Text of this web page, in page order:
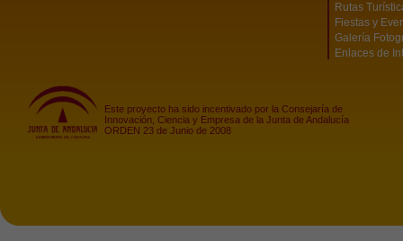
Rutas
Fiestas y
Galería
Enlaces de
Este proyecto ha sido incentivado por la Consejaría de
Innovación, Ciencia y Empresa de la Junta de Andalucía
ORDEN 23 de Junio de 2008